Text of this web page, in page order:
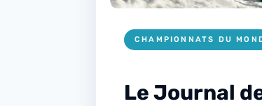
CHAMPIONNATS DU
Le Journal